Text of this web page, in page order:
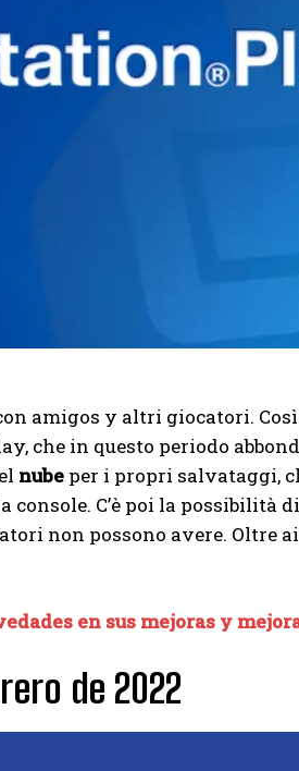
amigos y altri giocatori.
che in questo periodo
nube per i propri salvataggi,
C’è poi la possibilità
non possono avere. Oltre
en sus mejoras y
de 2022